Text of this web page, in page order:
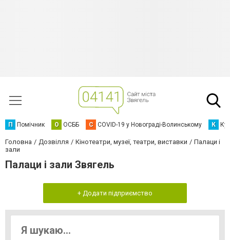
П Помічник О ОСББ C COVID-19 у Новограді-Волинському К
Головна Дозвілля Кінотеатри, музеї, театри, виставки
Палаци і
зали
Палаци і зали Звягель
+ Додати підприємство